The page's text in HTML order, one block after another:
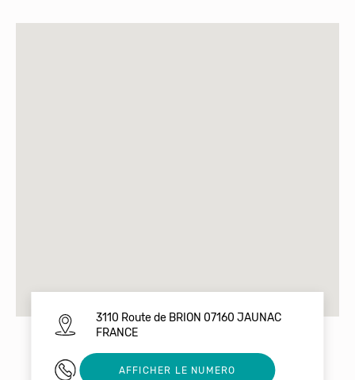
3110 Route de BRION 07160 JAUNAC
FRANCE
0664232492
AFFICHER LE NUMERO